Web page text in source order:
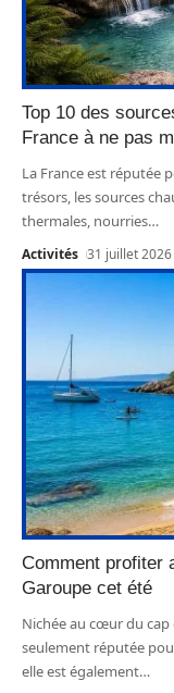
Top 10 des
France à ne pas
La France est réputée
trésors, les sources
thermales, nourries…
Activités 31 juillet 2026
Comment profiter
Garoupe cet été
Nichée au cœur du cap
seulement réputée
elle est également…